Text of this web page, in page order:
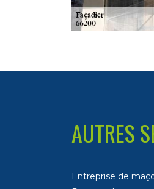
AUTRES
Entreprise de